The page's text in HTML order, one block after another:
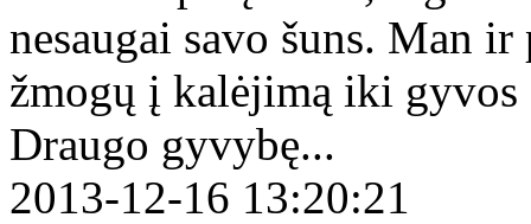
nesaugai savo šuns. Man
žmogų į kalėjimą iki gyvos
Draugo gyvybę...
2013-12-16 13:20:21